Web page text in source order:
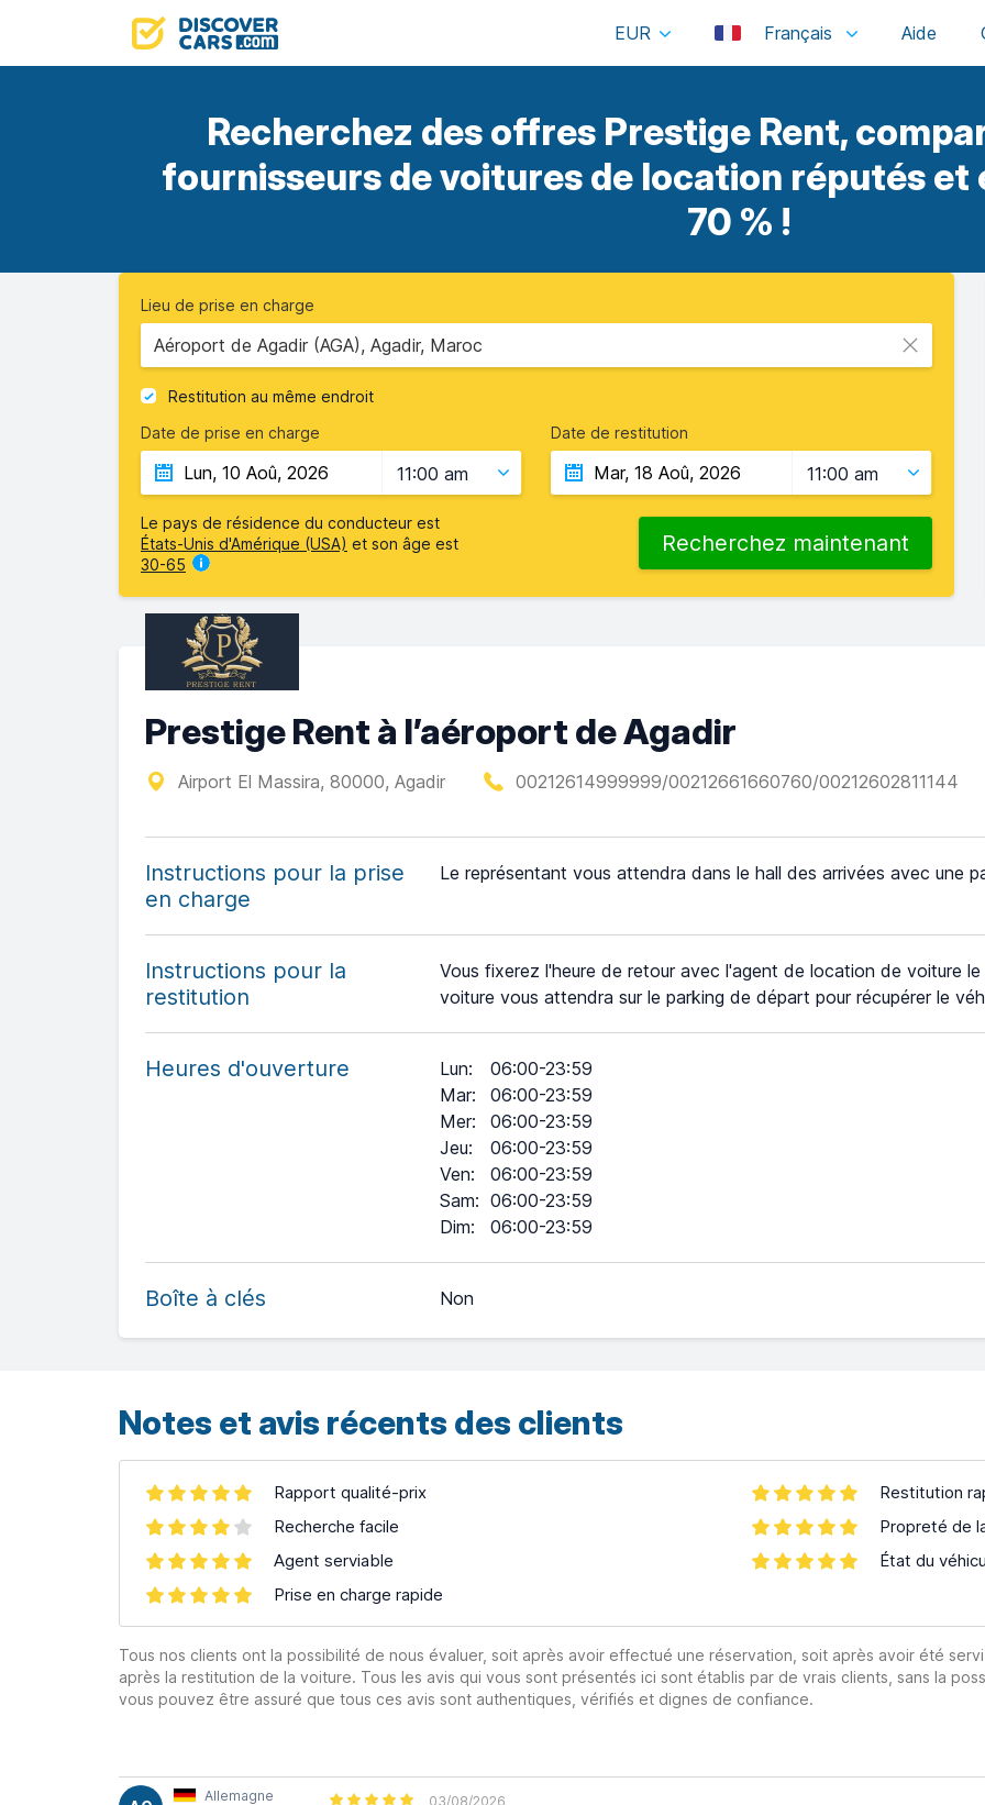
EUR Français
Recherchez des offres Prestige Rent,
fournisseurs de voitures de location réputés et
70 % !
Lieu de prise en charge
Aéroport de Agadir (AGA), Agadir, Maroc
Restitution au même endroit
Date de prise en charge
11:00 am
Date de restitution
11:00 am
Le pays de résidence du conducteur est
États-Unis d'Amérique (USA) et son âge est
30-65
Recherchez maintenant
Prestige Rent à l’aéroport de Agadir
Airport El Massira, 80000, Agadir 00212614999999/00212661660760/00212602811144
Instructions pour la prise
en charge
Le représentant vous attendra dans le hall des arrivées avec une
Instructions pour la
restitution
Vous fixerez l'heure de retour avec l'agent de location de voiture
voiture vous attendra sur le parking de départ pour récupérer le
Heures d'ouverture Lun:
06:00-23:59
Mar:
06:00-23:59
Mer:
06:00-23:59
Jeu:
06:00-23:59
Ven:
06:00-23:59
Sam: 06:00-23:59
Dim: 06:00-23:59
Boîte à clés Non
Notes et avis récents des clients
Rapport qualité-prix
Recherche facile
Agent serviable
Prise en charge rapide
Restitution
Propreté de
État du
Tous nos clients ont la possibilité de nous évaluer, soit après avoir effectué une réservation, soit après avoir été
après la restitution de la voiture. Tous les avis qui vous sont présentés ici sont établis par de vrais clients, sans la
vous pouvez être assuré que tous ces avis sont authentiques, vérifiés et dignes de confiance.
Allemagne
03/08/2026